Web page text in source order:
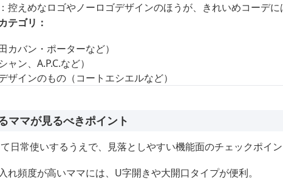
控えめなロゴやノーロゴデザインのほうが、きれいめコーデに
テゴリ：
カバン・ポーターなど）
ン、A.P.C.など）
ザインのもの（コートエシエルなど）
ママが見るべきポイント
日常使いするうえで、見落としやすい機能面のチェックポイン
れ頻度が高いママには、U字開きや大開口タイプが便利。